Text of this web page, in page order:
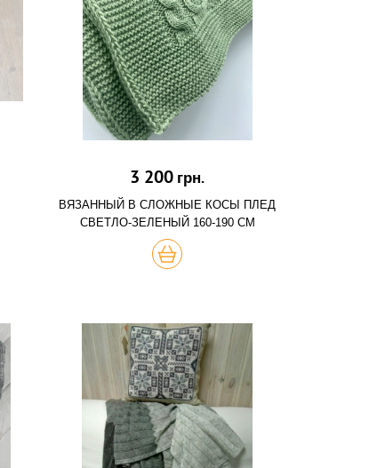
3 200 грн.
ВЯЗАННЫЙ В СЛОЖНЫЕ КОСЫ ПЛЕД
СВЕТЛО-ЗЕЛЕНЫЙ 160-190 СМ
ХОЧУ